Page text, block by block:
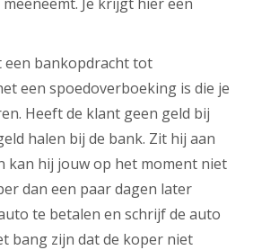
een bankopdracht tot
een spoedoverboeking is die je
Heeft de klant geen geld bij
halen bij de bank. Zit hij aan
kan hij jouw op het moment niet
dan een paar dagen later
te betalen en schrijf de auto
bang zijn dat de koper niet